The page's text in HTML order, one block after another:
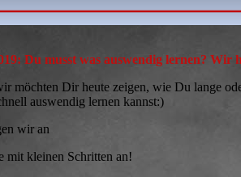
Du musst was auswendig lernen? Wir
möchten Dir heute zeigen, wie Du lange
auswendig lernen kannst:)
wir an
mit kleinen Schritten an!